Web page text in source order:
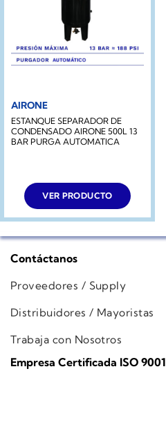
AIRONE
ESTANQUE SEPARADOR DE
CONDENSADO AIRONE 500L 13
BAR PURGA AUTOMATICA
VER PRODUCTO
Contáctanos
Proveedores / Supply
Distribuidores / Mayoristas
Trabaja con Nosotros
Empresa Certificada ISO 9001